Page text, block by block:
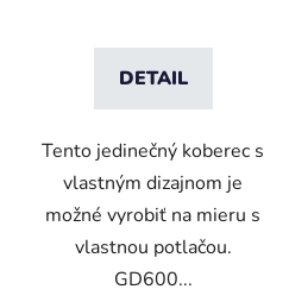
DETAIL
Tento jedinečný koberec s
vlastným dizajnom je
možné vyrobiť na mieru s
vlastnou potlačou.
GD600...